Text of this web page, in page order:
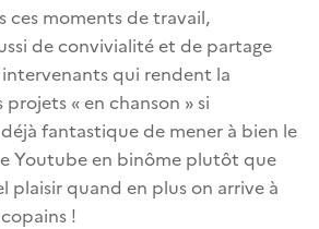
ces moments de travail,
de convivialité et de partage
qui rendent la
« en chanson » si
fantastique de mener à bien le
Youtube en binôme plutôt que
plaisir quand en plus on arrive à
!